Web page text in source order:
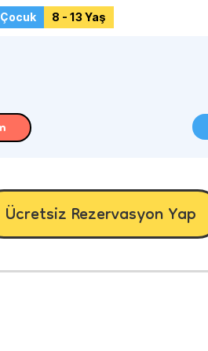
8 - 13 Yaş
Ücretsiz Rezervasyon Yap